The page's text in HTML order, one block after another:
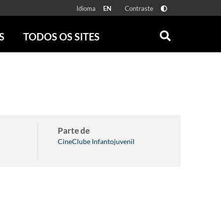
Idioma EN Contraste
TODOS OS SITES
TESTEMUNHA OCULAR
CLARICE LISPECTOR
Parte de
CineClube Infantojuvenil